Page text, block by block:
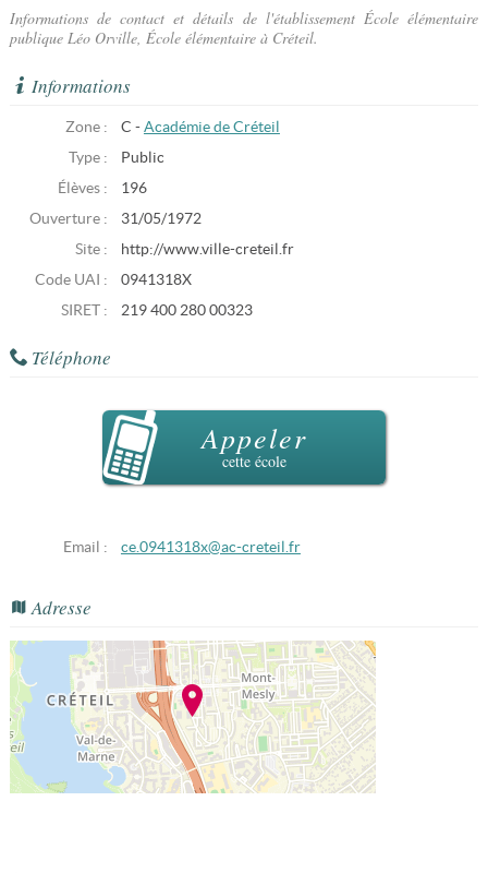
Informations de contact et détails de l'établissement École élémentaire
publique Léo Orville, École élémentaire à Créteil.
Informations
Zone : C - Académie de Créteil
Type :
Public
Élèves :
196
Ouverture :
31/05/1972
Site :
http://www.ville-creteil.fr
Code UAI :
0941318X
SIRET :
219 400 280 00323
Téléphone
Appeler
cette école
Email : ce.0941318x@ac-creteil.fr
Adresse